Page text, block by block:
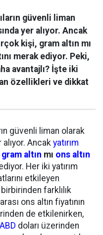
güvenli liman
yer alıyor. Ancak
kişi, gram altın mı
merak ediyor. Peki,
avantajlı? İşte iki
özellikleri ve dikkat
güvenli liman olarak
Ancak yatırım
gram altın mı ons altın
Her iki yatırım
etkileyen
farklılık
ons altın fiyatının
de etkilenirken,
ABD doları üzerinden